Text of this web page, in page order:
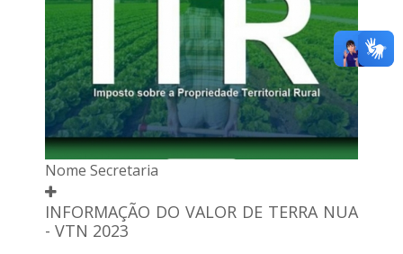
Nome Secretaria
INFORMAÇÃO DO VALOR DE TERRA NUA
- VTN 2023